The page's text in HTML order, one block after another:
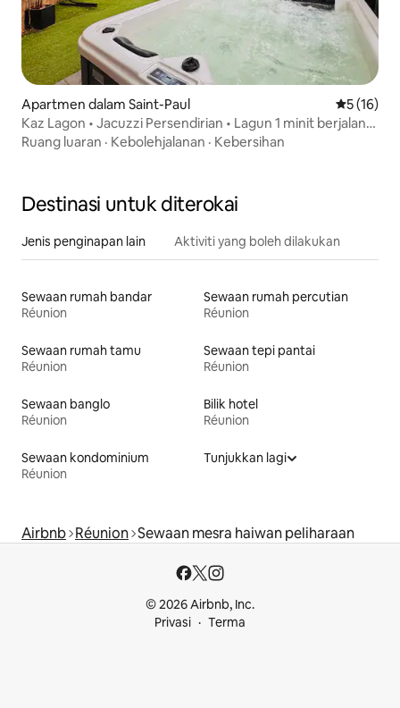
Apartmen dalam Saint-Paul
5 (16)
Kaz Lagon • Jacuzzi Persendirian • Lagun 1 minit berjalan
kaki
Ruang luaran · Kebolehjalanan · Kebersihan
Destinasi untuk diterokai
Jenis penginapan lain Aktiviti yang boleh dilakukan
Sewaan rumah bandar
Réunion
Sewaan rumah percutian
Réunion
Sewaan rumah tamu
Réunion
Sewaan tepi pantai
Réunion
Sewaan banglo
Réunion
Bilik hotel
Réunion
Sewaan kondominium
Réunion
Tunjukkan lagi
Airbnb Réunion Sewaan mesra haiwan peliharaan
© 2026 Airbnb, Inc.
Privasi
Terma